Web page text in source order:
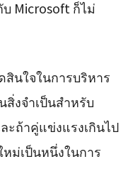
Microsoft ก็ไม่
นใจในการบริหาร
สิ่งจำเป็นสำหรับ
ะถ้าคู่แข่งแรงเกินไป
ม่เป็นหนึ่งในการ